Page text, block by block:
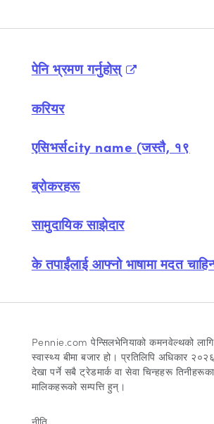
पेनि भ्रमण गर्नुहोस्
करियर
एसिभर्सcity name (जस्तै, १९
ब्रोकरहरू
सामुदायिक साझेदार
के तपाईंलाई आफ्नो भाषामा मदत
Pennie.com पेन्सिलभेनियाको कमनवेल्थको
स्वास्थ्य बीमा बजार हो। प्रतिलिपि अधिकार
देखा पर्ने सबै ट्रेडमार्क वा सेवा चिन्हहरू
मालिकहरूको सम्पत्ति हुन्।